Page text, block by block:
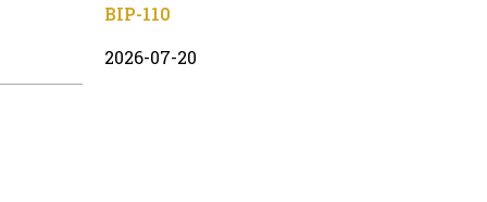
BIP-110
2026-07-20